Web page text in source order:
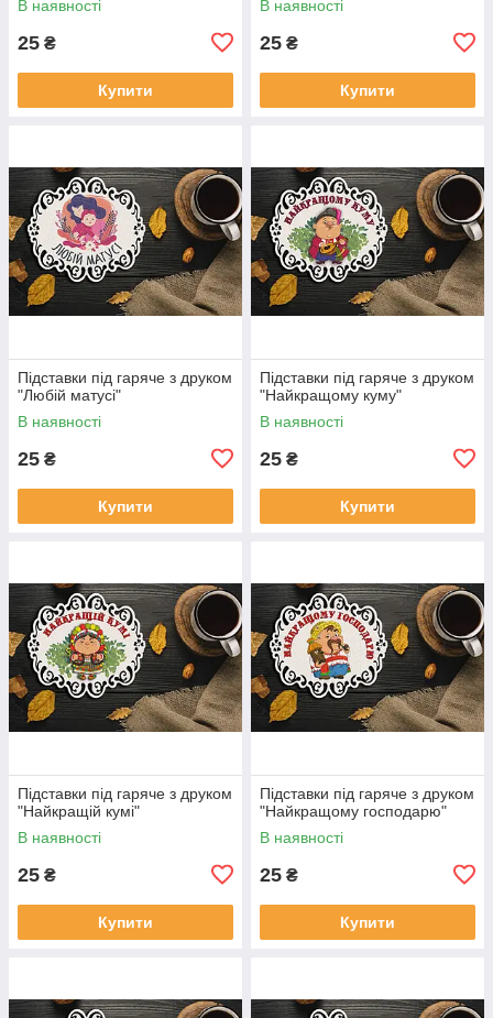
В наявності
25 ₴
Купити
В наявності
25 ₴
Купити
Підставки під гаряче з друком
"Любій матусі"
В наявності
25 ₴
Купити
Підставки під гаряче з друком
"Найкращому куму"
В наявності
25 ₴
Купити
Підставки під гаряче з друком
"Найкращій кумі"
В наявності
25 ₴
Купити
Підставки під гаряче з друком
"Найкращому господарю"
В наявності
25 ₴
Купити